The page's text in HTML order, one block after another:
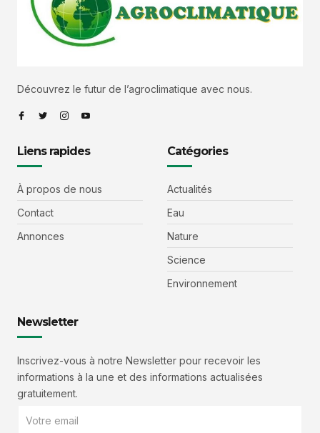
Découvrez le futur de l’agroclimatique avec nous.
Liens rapides
À propos de nous
Contact
Annonces
Catégories
Actualités
Eau
Nature
Science
Environnement
Newsletter
Inscrivez-vous à notre Newsletter pour recevoir les
informations à la une et des informations actualisées
gratuitement.